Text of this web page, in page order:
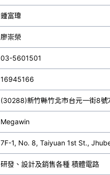
鍾富瑋
廖崇榮
03-5601501
16945166
(30288)新竹縣竹北市台元一街8號
Megawin
7F-1, No. 8, Taiyuan 1st St.,
研發、設計及銷售各種 積體電路